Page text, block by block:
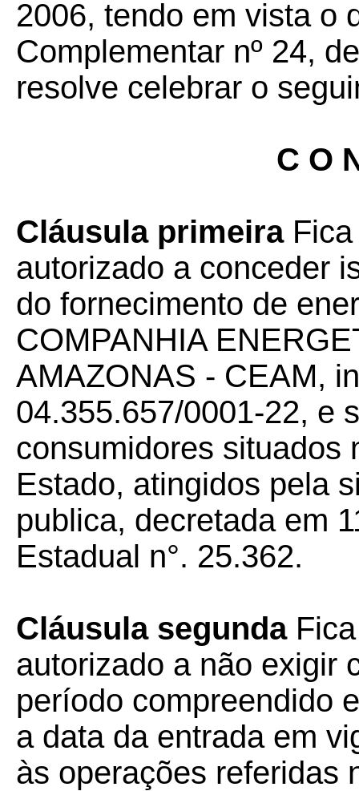
2006, tendo em vista o
Complementar nº 24,
resolve celebrar o
C O
Cláusula primeira
autorizado a conceder
do fornecimento de
COMPANHIA
AMAZONAS - CEAM,
04.355.657/0001-22, e
consumidores situados
Estado, atingidos pela
publica, decretada em
Estadual n°. 25.362.
Cláusula segunda
autorizado a não exigir
período compreendido
a data da entrada em
às operações referidas